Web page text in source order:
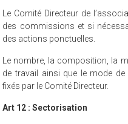
Le Comité Directeur de
des commissions et si
des actions ponctuelles.
Le nombre, la composition, la
de travail ainsi que le mode
fixés par le Comité Directeur.
Art 12 : Sectorisation